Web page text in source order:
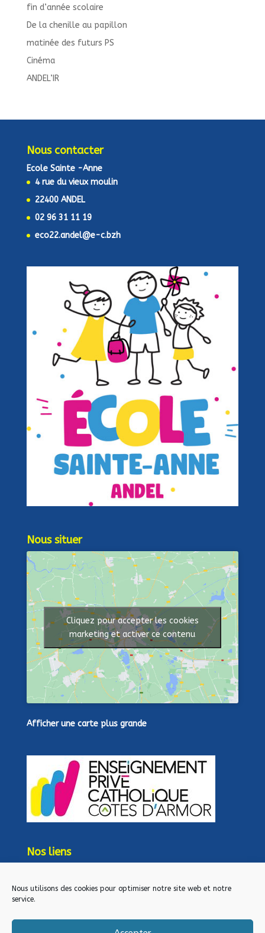
Nous utilisons des cookies pour optimiser notre site web et notre
service.
fin d’année scolaire
De la chenille au papillon
matinée des futurs PS
Cinéma
ANDEL’IR
Nous contacter
Ecole Sainte -Anne
4 rue du vieux moulin
22400 ANDEL
02 96 31 11 19
eco22.andel@e-c.bzh
Nous situer
Cliquez pour accepter les cookies
marketing et activer ce contenu
Afficher une carte plus grande
Nos liens
Mentions légales